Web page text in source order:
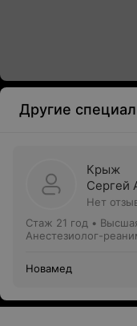
Другие
Крыж
Сергей
Нет
Стаж 21 год •
Анестезиолог-
Новамед